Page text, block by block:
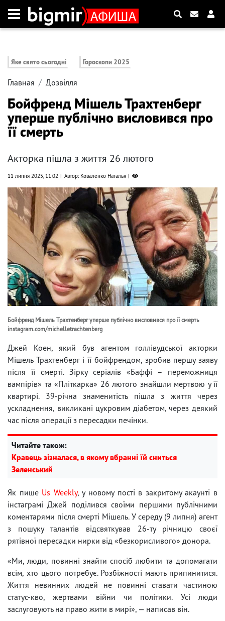
Яке свято сьогодні Гороскопи 2025
Главная Дозвілля
Бойфренд Мішель Трахтенберг
уперше публічно висловився про
її смерть
Акторка пішла з життя 26 лютого
11 липня 2025, 11:02 Автор: Коваленко Наталья
Бойфренд Мішель Трахтенберг уперше публічно висловився про її смерть
instagram.com/michelletrachtenberg
Джей Коен, який був агентом голлівудської акторки
Мішель Трахтенберг і її бойфрендом, зробив першу заяву
після її смерті. Зірку серіалів «Баффі – переможниця
вампірів» та «Пліткарка» 26 лютого знайшли мертвою у її
квартирі. 39-річна знаменитість пішла з життя через
ускладнення, викликані цукровим діабетом, через деякий
час після операції з пересадки печінки.
Читайте також:
Кравець зізналася, в якому вбранні їй сниться
Зеленський
Як пише Us Weekly, у новому пості в закритому акаунті в
інстаграмі Джей поділився своїми першими публічними
коментарями після смерті Мішель. У середу (9 липня) агент
з пошуку талантів відсвяткував 26-ту річницю своєї
рятівної пересадки нирки від «безкорисливого» донора.
«Ми, люди, повинні знайти спосіб любити та допомагати
всім, хто цього потребує. Розбіжності мають припинитися.
Життя невинних людей не повинні ставати частиною
статус-кво, жертвами війни чи політики. Усі люди
заслуговують на право жити в мирі», — написав він.